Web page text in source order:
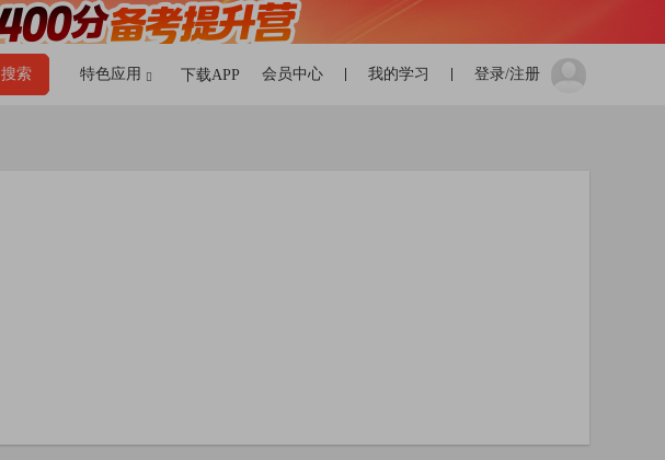
搜索 特色应用 下载APP 登录/注册
我的学习
会员中心